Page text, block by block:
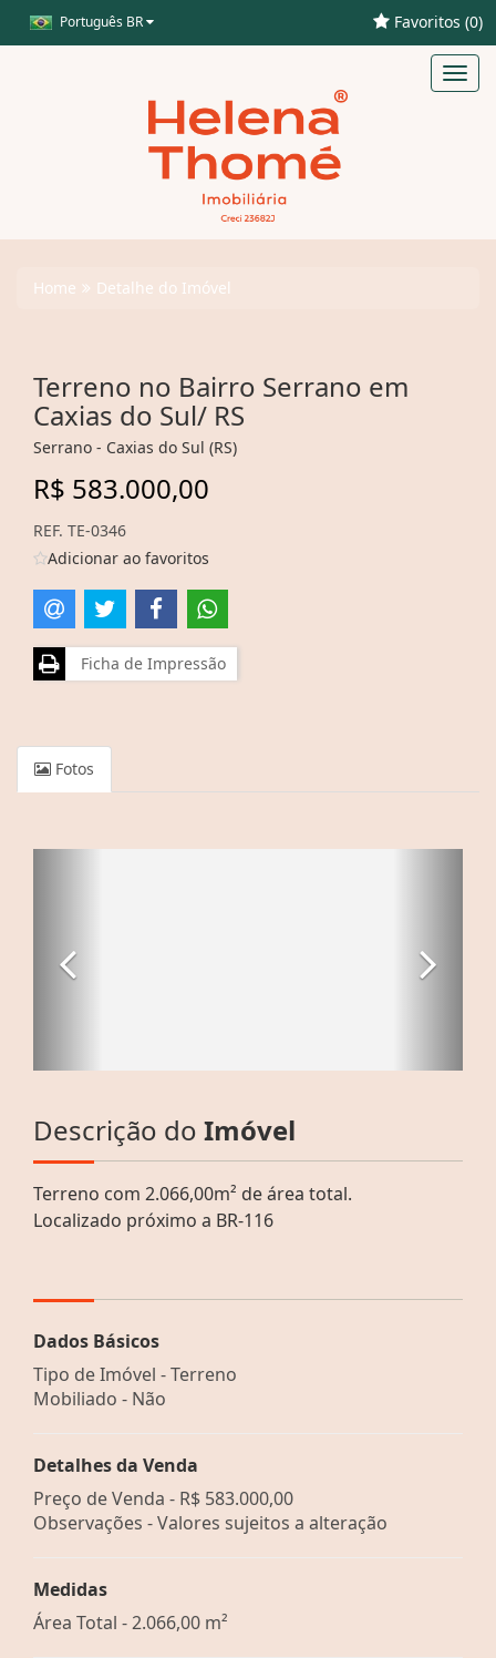
Português BR Favoritos (0)
Home Detalhe do Imóvel
Terreno no Bairro Serrano em
Caxias do Sul/ RS
Serrano - Caxias do Sul (RS)
R$ 583.000,00
REF. TE-0346
Adicionar ao favoritos
Ficha de Impressão
Fotos
Descrição do Imóvel
Terreno com 2.066,00m² de área total.
Localizado próximo a BR-116
Dados Básicos
Tipo de Imóvel - Terreno
Mobiliado - Não
Detalhes da Venda
Preço de Venda - R$ 583.000,00
Observações - Valores sujeitos a alteração
Medidas
Área Total - 2.066,00 m²